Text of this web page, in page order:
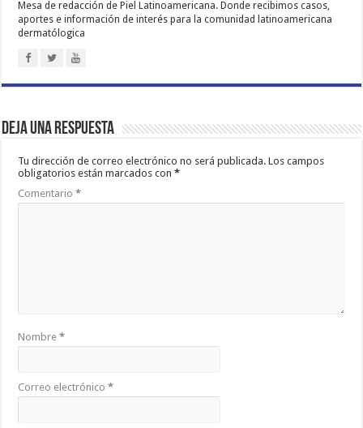
Mesa de redacción de Piel Latinoamericana. Donde recibimos casos,
aportes e información de interés para la comunidad latinoamericana
dermatólogica
Deja una respuesta
Tu dirección de correo electrónico no será publicada. Los campos
obligatorios están marcados con*
Comentario*
Nombre*
Correo electrónico*